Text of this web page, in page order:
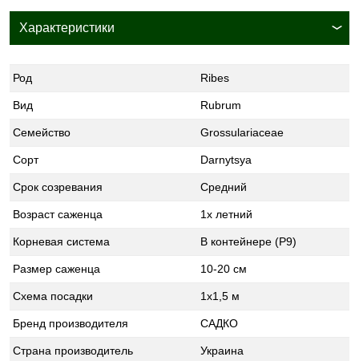
Характеристики
Род Ribes
Вид Rubrum
Семейство Grossulariaceae
Сорт Darnytsya
Срок созревания Средний
Возраст саженца 1х летний
Корневая система В контейнере (Р9)
Размер саженца 10-20 см
Схема посадки 1х1,5 м
Бренд производителя САДКО
Страна производитель Украина